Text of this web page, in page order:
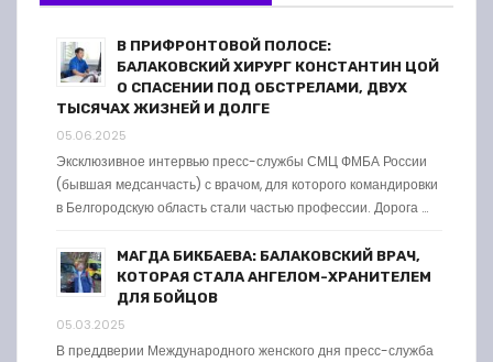
В ПРИФРОНТОВОЙ ПОЛОСЕ:
БАЛАКОВСКИЙ ХИРУРГ КОНСТАНТИН ЦОЙ
О СПАСЕНИИ ПОД ОБСТРЕЛАМИ, ДВУХ
ТЫСЯЧАХ ЖИЗНЕЙ И ДОЛГЕ
05.06.2025
Эксклюзивное интервью пресс-службы СМЦ ФМБА России
(бывшая медсанчасть) с врачом, для которого командировки
в Белгородскую область стали частью профессии. Дорога …
МАГДА БИКБАЕВА: БАЛАКОВСКИЙ ВРАЧ,
КОТОРАЯ СТАЛА АНГЕЛОМ-ХРАНИТЕЛЕМ
ДЛЯ БОЙЦОВ
05.03.2025
В преддверии Международного женского дня пресс-служба